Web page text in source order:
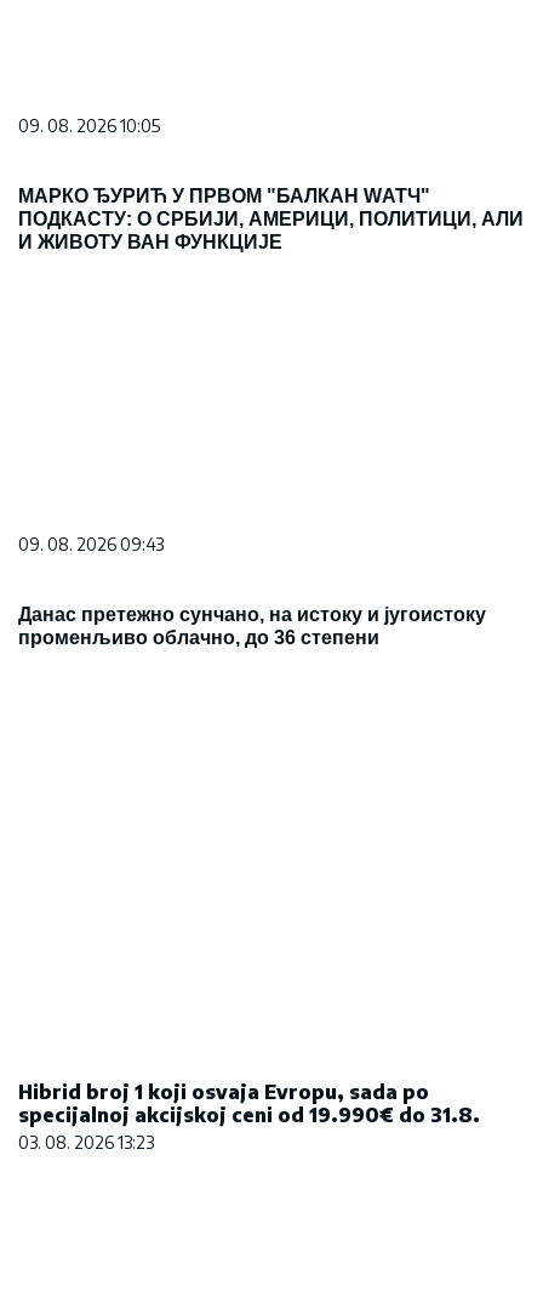
09. 08. 2026 10:05
МАРКО ЂУРИЋ У ПРВОМ "БАЛКАН WАТЧ"
ПОДКАСТУ: О СРБИЈИ, АМЕРИЦИ, ПОЛИТИЦИ, АЛИ
И ЖИВОТУ ВАН ФУНКЦИЈЕ
09. 08. 2026 09:43
Данас претежно сунчано, на истоку и југоистоку
променљиво облачно, до 36 степени
03. 08. 2026 13:23